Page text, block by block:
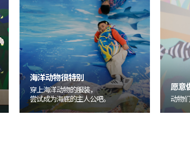
海洋动物很特别
穿上海洋动物的服装，
尝试成为海底的主人公吧。
愿意
动物